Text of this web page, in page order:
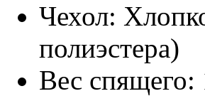
Чехол:
полиэстера)
Вес спящего: